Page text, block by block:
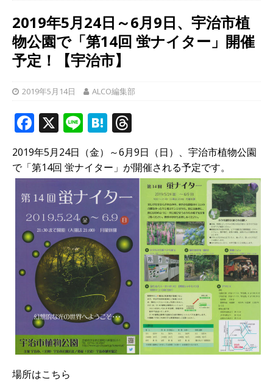
2019年5月24日～6月9日、宇治市植
物公園で「第14回 蛍ナイター」開催
予定！【宇治市】
2019年5月14日 ALCO編集部
F
a
c
e
b
o
o
k
X Li
n
e
H
at
e
n
a
h
r
e
a
s
2019年5月24日（金）～6月9日（日）、宇治市植物公園
で「第14回 蛍ナイター」が開催される予定です。
場所はこちら